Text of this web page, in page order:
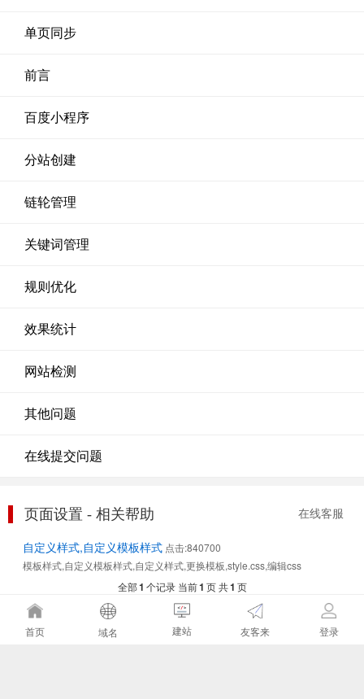
单页同步
前言
百度小程序
分站创建
链轮管理
关键词管理
规则优化
效果统计
网站检测
其他问题
在线提交问题
页面设置 - 相关帮助 在线客服
自定义样式,自定义模板样式 点击:840700
模板样式,自定义模板样式,自定义样式,更换模板,style.css,编辑css
全部1 个记录 当前1 页 共1 页
首页 域名 建站 友客来 登录